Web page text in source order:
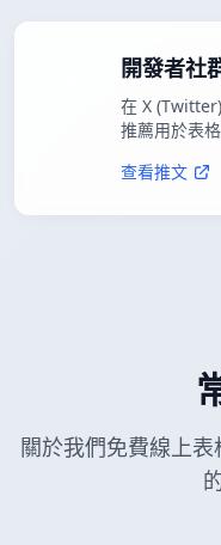
開發者社
在 X
推薦用於表
查看推文
關於我們免費線上